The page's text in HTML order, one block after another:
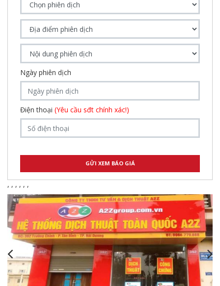
Ngày phiên dịch
Điện thoại (Yêu cầu sđt chính xác!)
, , , , , ,